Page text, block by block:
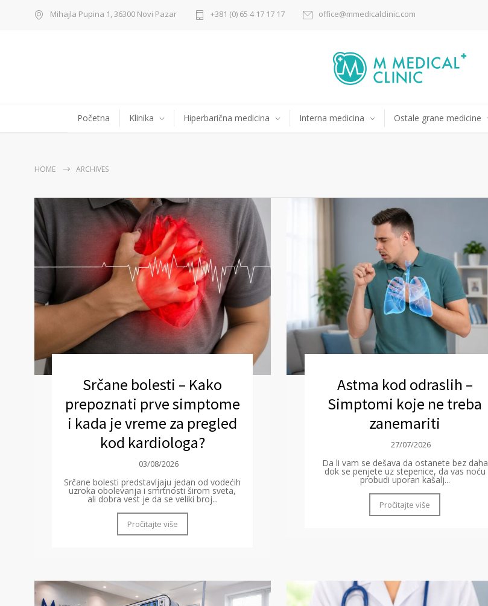
Mihajla Pupina 1, 36300 Novi Pazar +381 (0) 65 4 17 17 17 office@mmedicalclinic.com
Početna Klinika Hiperbarična medicina Interna medicina Ostale grane medicine
HOME ARCHIVES
Srčane bolesti – Kako
prepoznati prve simptome
i kada je vreme za pregled
kod kardiologa?
03/08/2026
Srčane bolesti predstavljaju jedan od vodećih
uzroka obolevanja i smrtnosti širom sveta,
ali dobra vest je da se veliki broj...
Pročitajte više
Astma kod odraslih –
Simptomi koje ne treba
zanemariti
27/07/2026
Da li vam se dešava da ostanete bez daha
dok se penjete uz stepenice, da vas noću
probudi uporan kašalj...
Pročitajte više